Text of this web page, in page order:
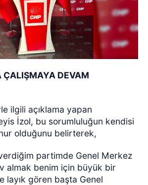
ÇALIŞMAYA DEVAM
ilgili açıklama yapan
İzol, bu sorumluluğun kendisi
olduğunu belirterek,
partimde Genel Merkez
almak benim için büyük bir
layık gören başta Genel